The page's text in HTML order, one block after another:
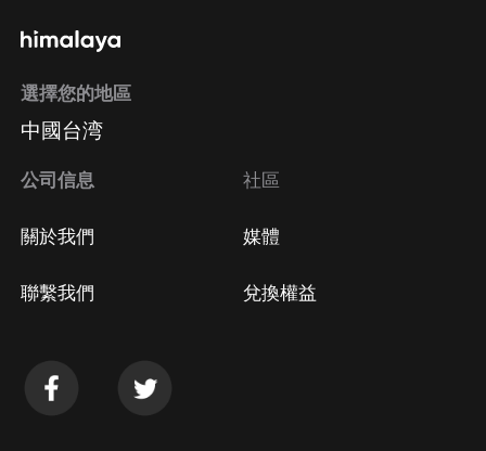
艱辛繼續作戰，直到蘇聯和美國參加這場大戰”。上部
地扼制了德寇對英倫三島點燃的戰火的蔓延及其英軍對意
屬非洲帝國的征服。由於非洲是英國和敵方唯一能夠在陸
地上週旋的一個地方。因此非洲戰事便成為丘吉爾著意敘
禦敵人。6月22日德寇進攻蘇聯，致使戰場由西線轉向東
話，支持蘇聯抗擊德寇的鬥爭，揭露希特勒試圖在打垮蘇
蘇俄，這無疑是積極的，值得肯定的。但這里必須指出的
方法 Google Play取消訂閱方法
選擇您的地區
中國台湾
公司信息
關於我們
聯繫我們
社區
媒體
兌換權益